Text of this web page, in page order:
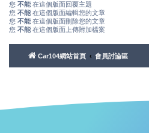
您 不能 在這個版面回覆主題
您 不能 在這個版面編輯您的文章
您 不能 在這個版面刪除您的文章
您 不能 在這個版面上傳附加檔案
Car104網站首頁 會員討論區